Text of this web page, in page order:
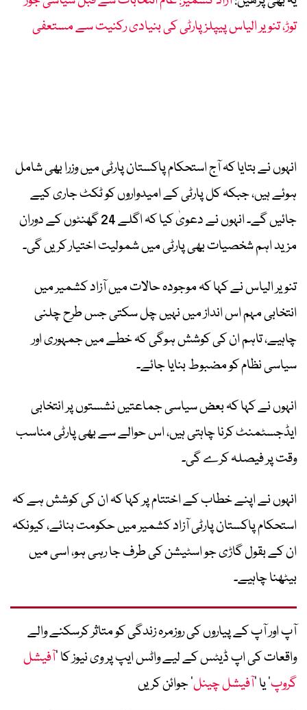
توڑ، تنویر الیاس پیپلز پارٹی کی بنیادی رکنیت سے مستعفی
انہوں نے بتایا کہ آج استحکام پاکستان پارٹی میں وزرا بھی شامل
ہوئے ہیں، جبکہ کل پارٹی کے امیدواروں کو ٹکٹ جاری کیے
جائیں گے۔ انہوں نے دعویٰ کیا کہ اگلے 24 گھنٹوں کے دوران
مزید اہم شخصیات بھی پارٹی میں شمولیت اختیار کریں گی۔
تنویر الیاس نے کہا کہ موجودہ حالات میں آزاد کشمیر میں
انتخابی مہم اس انداز میں نہیں چل سکتی جس طرح چلنی
چاہیے، تاہم ان کی کوشش ہوگی کہ خطے میں جمہوری اور
سیاسی نظام کو مضبوط بنایا جائے۔
انہوں نے کہا کہ بعض سیاسی جماعتیں نشستوں پر انتخابی
ایڈجسٹمنٹ کرنا چاہتی ہیں، اس حوالے سے بھی پارٹی مناسب
وقت پر فیصلہ کرے گی۔
انہوں نے اپنے خطاب کے اختتام پر کہا کہ ان کی کوشش ہے کہ
استحکام پاکستان پارٹی آزاد کشمیر میں حکومت بنائے، کیونکہ
ان کے بقول گاڑی جو اسٹیشن کی طرف جا رہی ہو، اسی میں
بیٹھنا چاہیے۔
آپ اور آپ کے پیاروں کی روزمرہ زندگی کو متاثر کرسکنے والے
واقعات کی اپ ڈیٹس کے لیے واٹس ایپ پر وی نیوز کا ’آفیشل
گروپ‘ یا ’آفیشل چینل‘ جوائن کریں